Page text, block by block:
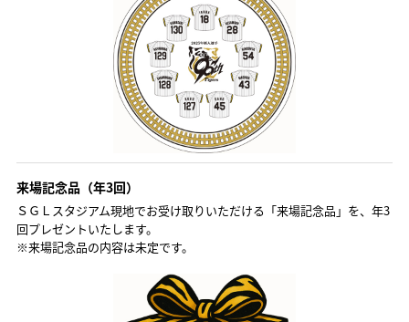
来場記念品（年3回）
ＳＧＬスタジアム現地でお受け取りいただける「来場記念品」を、年3
回プレゼントいたします。
※来場記念品の内容は未定です。